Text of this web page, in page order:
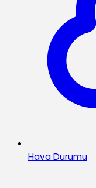
Hava Durumu